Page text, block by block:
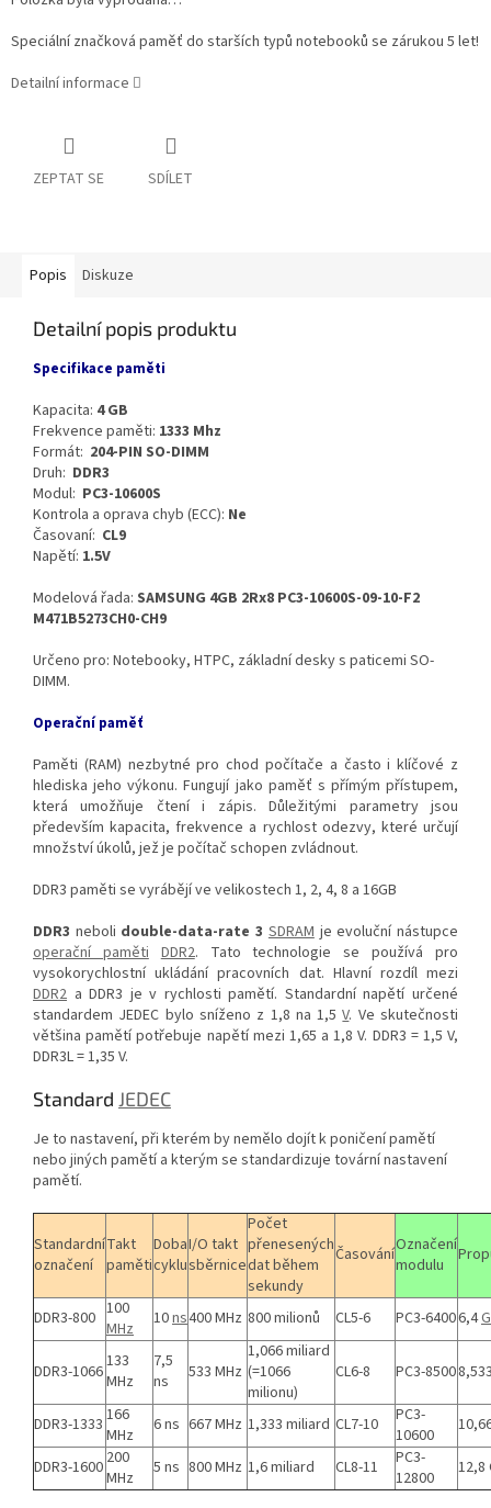
Speciální značková paměť do starších typů notebooků se zárukou 5 let!
Detailní informace
ZEPTAT SE SDÍLET
Popis Diskuze
Detailní popis produktu
Specifikace paměti
Kapacita: 4 GB
Frekvence paměti: 1333 Mhz
Formát: 204-PIN SO-DIMM
Druh: DDR3
Modul: PC3-10600S
Kontrola a oprava chyb (ECC): Ne
Časovaní: CL9
Napětí: 1.5V
Modelová řada: SAMSUNG 4GB 2Rx8 PC3-10600S-09-10-F2
M471B5273CH0-CH9
Určeno pro: Notebooky, HTPC, základní desky s paticemi SO-
DIMM.
Operační paměť
Paměti (RAM) nezbytné pro chod počítače a často i klíčové z
hlediska jeho výkonu. Fungují jako paměť s přímým přístupem,
která umožňuje čtení i zápis. Důležitými parametry jsou
především kapacita, frekvence a rychlost odezvy, které určují
množství úkolů, jež je počítač schopen zvládnout.
DDR3 paměti se vyrábějí ve velikostech 1, 2, 4, 8 a 16GB
DDR3 neboli double-data-rate 3 SDRAMje evoluční nástupce
operační paměti DDR2. Tato technologie se používá pro
vysokorychlostní ukládání pracovních dat. Hlavní rozdíl mezi
DDR2 a DDR3 je v rychlosti pamětí. Standardní napětí určené
standardem JEDEC bylo sníženo z 1,8 na 1,5V. Ve skutečnosti
většina pamětí potřebuje napětí mezi 1,65 a 1,8 V. DDR3 = 1,5 V,
DDR3L = 1,35 V.
Standard JEDEC
Je to nastavení, při kterém by nemělo dojít k poničení pamětí
nebo jiných pamětí a kterým se standardizuje tovární nastavení
pamětí.
Standardní
označení
Takt
paměti
Doba
cyklu
I/O takt
sběrnice
Počet
přenesených
dat během
sekundy
ČasováníOznačení
modulu
DDR3-800 100
MHz
10ns400 MHz 800 milionů CL5-6 PC3-64006,4
DDR3-1066133
MHz
7,5
ns
533 MHz
1,066 miliard
(=1066
milionu)
CL6-8 PC3-8500
DDR3-1333 166
MHz
6 ns 667 MHz 1,333 miliard CL7-10
PC3-
10600
DDR3-1600 200
MHz
5 ns 800 MHz 1,6 miliard CL8-11
PC3-
12800
12,8